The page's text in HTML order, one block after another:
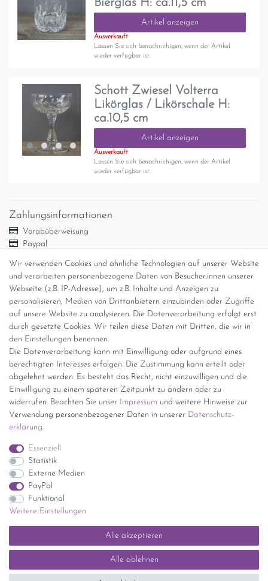
Bierglas H: ca.11,5 cm
Artikel anzeigen
Ausverkauft
Lassen Sie sich benachrichigen, wenn der Artikel
wieder verfügbar ist.
Schott Zwiesel Volterra
Likörglas / Likörschale H:
ca.10,5 cm
Artikel anzeigen
Ausverkauft
Lassen Sie sich benachrichigen, wenn der Artikel
wieder verfügbar ist.
Wir verwenden Cookies und ähnliche Technologien auf unserer Website
und verarbeiten personenbezogene Daten von Besucher:innen unserer
Webseite (z.B. IP-Adresse), um z.B. Inhalte und Anzeigen zu
personalisieren, Medien von Drittanbietern einzubinden oder Zugriffe
auf unsere Website zu analysieren. Die Datenverarbeitung erfolgt erst
durch gesetzte Cookies. Wir teilen diese Daten mit Dritten, die wir in
den Einstellungen benennen.
Die Datenverarbeitung kann mit Einwilligung oder aufgrund eines
berechtigten Interesses erfolgen. Die Zustimmung kann erteilt oder
abgelehnt werden. Es besteht das Recht, nicht einzuwilligen und die
Einwilligung zu einem späteren Zeitpunkt zu ändern oder zu
widerrufen. Beachten Sie unser Impressum und weitere Hinweise zur
Verwendung personenbezogener Daten in unserer Daten­schutz­
erklärung.
Essenziell
Statistik
Externe Medien
PayPal
Funktional
Weitere Einstellungen
Alle akzeptieren
Alle ablehnen
Zahlungsinformationen
Vorabüberweisung
Paypal
Versandinformationen
Versand per GLS (6,90 Euro) oder DHL (8,49 Euro ) inkl. MwSt.
(innerhalb Deutschlands)
kostenfreie Lieferung ab 150 Euro Warenwert (innerhalb
Deutschlands)
Übersicht Internationale Versandkosten
Wir kaufen an
Sie haben zuviel Porzellan im Schrank? Gerne kaufen wir dieses an.
Einfach unverbindliches Angebot anfordern.
*Endpreis inkl. MwSt. (Dieser Artikel unterliegt gem. § 25a
UStG der Differenzbesteuerung, ein Ausweis der
Mehrwertsteuer auf der Rechnung erfolgt nicht.)
Impressum Daten­schutz­erklärung
Vertrag widerrufen Kontakt